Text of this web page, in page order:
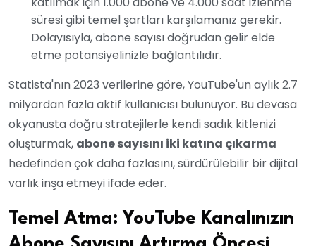
süresi gibi temel şartları karşılamanız gerekir.
Dolayısıyla, abone sayısı doğrudan gelir elde
etme potansiyelinizle bağlantılıdır.
Statista'nın 2023 verilerine göre, YouTube'un aylık 2.7
milyardan fazla aktif kullanıcısı bulunuyor. Bu devasa
okyanusta doğru stratejilerle kendi sadık kitlenizi
oluşturmak, abone sayısını iki katına çıkarma
hedefinden çok daha fazlasını, sürdürülebilir bir dijital
varlık inşa etmeyi ifade eder.
Temel Atma: YouTube Kanalınızın